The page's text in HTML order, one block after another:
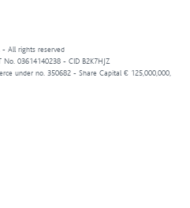
- All rights reserved
03614140238 - CID B2K7HJZ
under no. 350682 - Share Capital € 125,000,000,